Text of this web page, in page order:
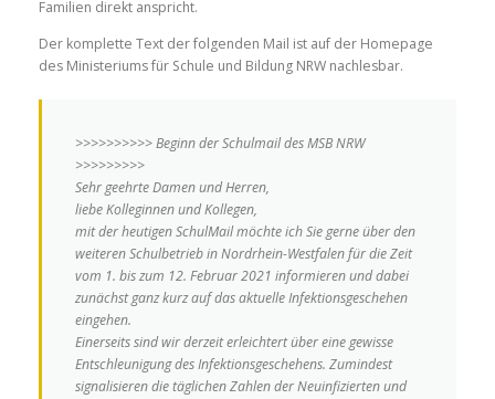
Familien direkt anspricht.
Der komplette Text der folgenden Mail ist auf der Homepage
des Ministeriums für Schule und Bildung NRW nachlesbar.
>>>>>>>>>> Beginn der Schulmail des MSB NRW
>>>>>>>>>
Sehr geehrte Damen und Herren,
liebe Kolleginnen und Kollegen,
mit der heutigenSchulMailmöchte ich Sie gerne über den
weiteren Schulbetrieb in Nordrhein-Westfalen für die Zeit
vom 1. bis zum 12. Februar 2021 informieren und dabei
zunächst ganz kurz auf das aktuelle Infektionsgeschehen
eingehen.
Einerseits sind wir derzeit erleichtert über eine gewisse
Entschleunigung des Infektionsgeschehens. Zumindest
signalisieren die täglichen Zahlen der Neuinfizierten und